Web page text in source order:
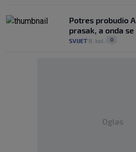
Potres probudio
prasak, a onda
SVIJET 8. kol. 0
Oglas